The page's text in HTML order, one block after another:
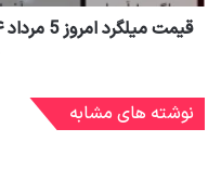
نوشته های مشابه